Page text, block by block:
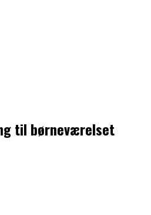
til børneværelset